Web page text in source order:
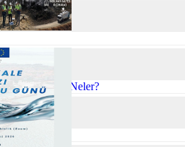
Sorunları Neler?